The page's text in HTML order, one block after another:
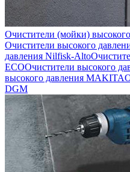
Очистители (мойки)
Очистители высокого
давления Nilfisk-Alto
ECOОчистители высокого
высокого давления MAKITA
DGM